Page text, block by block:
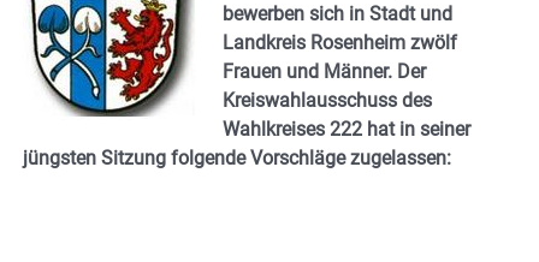
bewerben sich in Stadt und
Landkreis Rosenheim zwölf
Frauen und Männer. Der
Kreiswahlausschuss des
Wahlkreises 222 hat in seiner
jüngsten Sitzung folgende Vorschläge zugelassen: